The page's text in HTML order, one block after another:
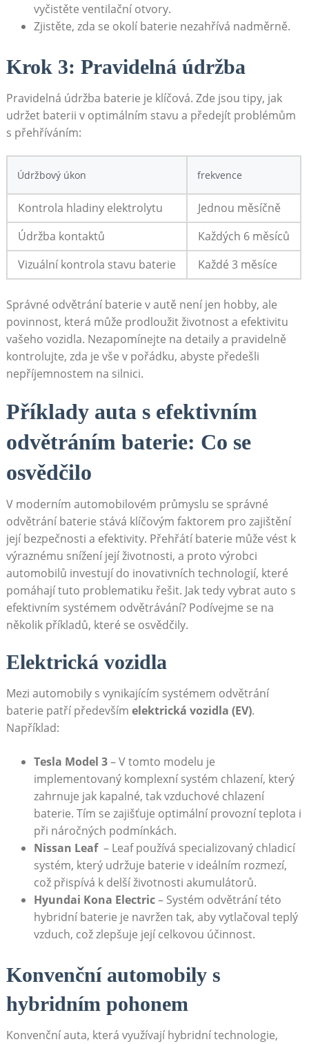
vyčistěte ventilační otvory.
Zjistěte, zda⁢ se okolí baterie nezahřívá nadměrně.
Krok 3: Pravidelná údržba
Pravidelná údržba baterie je klíčová. Zde jsou tipy, ⁢jak​
udržet baterii v optimálním stavu a předejít problémům
s přehříváním:
Údržbový‌ úkon frekvence
Kontrola hladiny elektrolytu
Jednou měsíčně
Údržba kontaktů
Každých 6‌ měsíců
Vizuální kontrola⁢ stavu​ baterie
Každé 3 měsíce
Správné ‌odvětrání baterie v autě‍ není jen hobby, ale
povinnost, která‍ může prodloužit životnost a efektivitu
vašeho vozidla. Nezapomínejte⁣ na detaily a pravidelně
kontrolujte, zda je vše v pořádku, abyste předešli
nepříjemnostem na silnici.
Příklady auta ‍s efektivním
odvětráním baterie: Co se
osvědčilo
V⁤ moderním automobilovém průmyslu se správné
odvětrání baterie stává ⁣klíčovým faktorem pro zajištění
⁣její bezpečnosti ​a efektivity. Přehřátí baterie ‌může vést k
výraznému snížení její ⁤životnosti,⁤ a proto výrobci
automobilů investují do inovativních technologií, které
‍pomáhají tuto​ problematiku řešit. Jak‍ tedy ‌vybrat​ auto s
efektivním⁣ systémem odvětrávání?​ Podívejme se ‍na
několik příkladů, které se osvědčily.
Elektrická vozidla
Mezi automobily s vynikajícím systémem odvětrání
baterie patří především⁤ elektrická vozidla (EV).
Například:
Tesla⁣ Model 3– V tomto ‌modelu je
implementovaný komplexní systém chlazení,⁢ který
zahrnuje jak kapalné, tak vzduchové chlazení
baterie. Tím se ⁣zajišťuje optimální provozní teplota i
při náročných podmínkách.
Nissan⁢ Leaf⁢ – ‌Leaf používá specializovaný​ chladicí
systém, který udržuje baterie v ideálním rozmezí,
⁣což přispívá ⁤k delší životnosti akumulátorů.
Hyundai Kona Electric– Systém odvětrání této
hybridní baterie je navržen tak, aby vytlačoval teplý
vzduch, což‌ zlepšuje její celkovou účinnost.
Konvenční automobily s
hybridním pohonem
Konvenční⁢ auta, která využívají hybridní technologie,